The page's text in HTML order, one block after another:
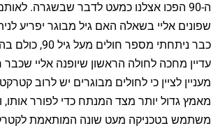
ה-90 הפכו אצלנו כמעט לדבר שבשגרה.
שפונים אליי בשאלה האם גיל מבוגר יפריע
כבר ניתחתי מספר
עדיין מחכה לחולה הראשון שיופנה אליי שכבר חגג
מעניין לציין כי לחולים מבוגרים יש לרוב
מאמץ גדול יותר מצד המנתח כדי לפורר אותו,
משתמש בטכניקה מעט שונה המותאמת